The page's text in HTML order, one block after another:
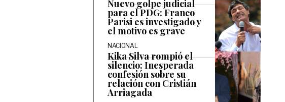
Nuevo golpe judicial
para el PDG: Franco
Parisi es investigado y
el motivo es grave
NACIONAL
Kika Silva rompió el
silencio: Inesperada
confesión sobre su
relación con Cristián
Arriagada